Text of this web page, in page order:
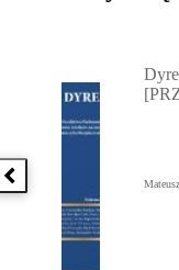
Poprzednia książka